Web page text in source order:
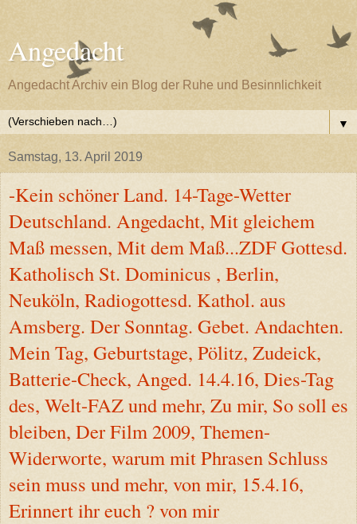
Angedacht
Angedacht Archiv ein Blog der Ruhe und Besinnlichkeit
▼
Samstag, 13. April 2019
-Kein schöner Land. 14-Tage-Wetter
Deutschland. Angedacht, Mit gleichem
Maß messen, Mit dem Maß...ZDF Gottesd.
Katholisch St. Dominicus , Berlin,
Neuköln, Radiogottesd. Kathol. aus
Amsberg. Der Sonntag. Gebet. Andachten.
Mein Tag, Geburtstage, Pölitz, Zudeick,
Batterie-Check, Anged. 14.4.16, Dies-Tag
des, Welt-FAZ und mehr, Zu mir, So soll es
bleiben, Der Film 2009, Themen-
Widerworte, warum mit Phrasen Schluss
sein muss und mehr, von mir, 15.4.16,
Erinnert ihr euch ? von mir